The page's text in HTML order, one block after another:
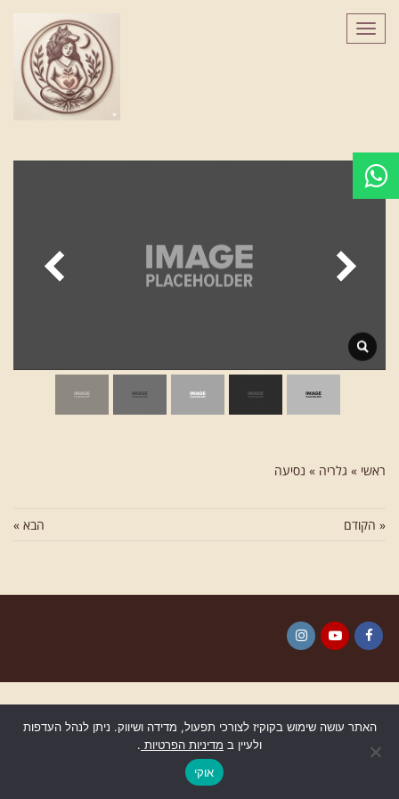
לתוכן
תפריט
ראשי » גלריה » נסיעה
« הקודם הבא »
גלילה
האתר עושה שימוש בקוקיז לצורכי תפעול, מדידה ושיווק. ניתן לנהל העדפות
ולעיין ב מדיניות הפרטיות .
אוקי